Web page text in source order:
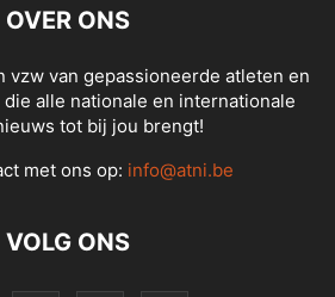
OVER ONS
vzw van gepassioneerde atleten en
alle nationale en internationale
tot bij jou brengt!
met ons op: info@atni.be
VOLG ONS